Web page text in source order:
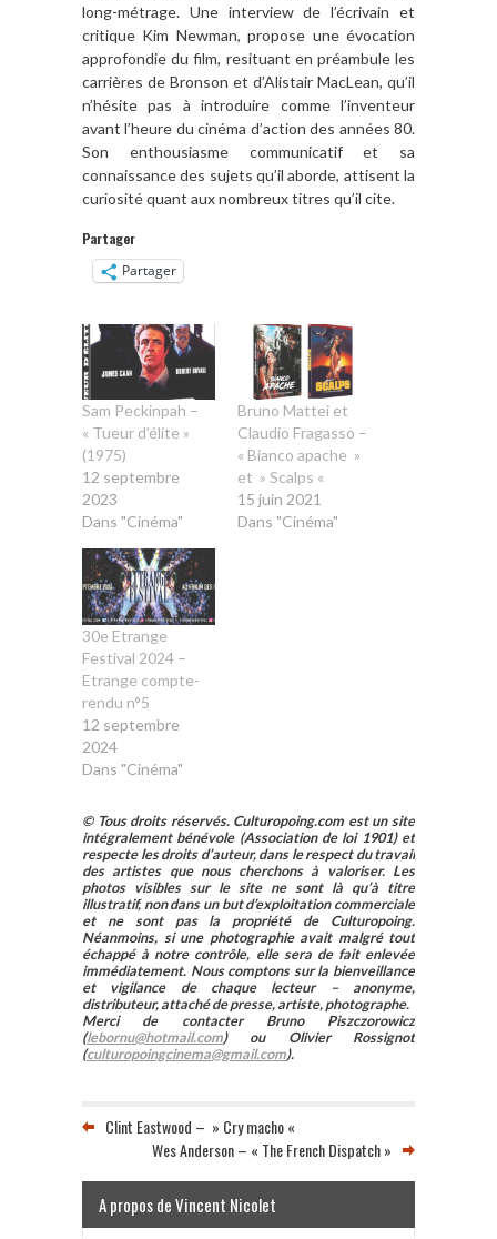
long-métrage. Une interview de l’écrivain et
critique Kim Newman, propose une évocation
approfondie du film, resituant en préambule les
carrières de Bronson et d’Alistair MacLean, qu’il
n’hésite pas à introduire comme l’inventeur
avant l’heure du cinéma d’action des années 80.
Son enthousiasme communicatif et sa
connaissance des sujets qu’il aborde, attisent la
curiosité quant aux nombreux titres qu’il cite.
Partager
Partager
Sam Peckinpah –
« Tueur d’élite »
(1975)
12 septembre
2023
Dans "Cinéma"
Bruno Mattei et
Claudio Fragasso –
« Bianco apache »
et » Scalps «
15 juin 2021
Dans "Cinéma"
30e Etrange
Festival 2024 –
Etrange compte-
rendu n°5
12 septembre
2024
Dans "Cinéma"
© Tous droits réservés. Culturopoing.com est un site
intégralement bénévole (Association de loi 1901) et
respecte les droits d’auteur, dans le respect du travail
des artistes que nous cherchons à valoriser. Les
photos visibles sur le site ne sont là qu’à titre
illustratif, non dans un but d’exploitation commerciale
et ne sont pas la propriété de Culturopoing.
Néanmoins, si une photographie avait malgré tout
échappé à notre contrôle, elle sera de fait enlevée
immédiatement. Nous comptons sur la bienveillance
et vigilance de chaque lecteur – anonyme,
distributeur, attaché de presse, artiste, photographe.
Merci de contacter Bruno Piszczorowicz
(lebornu@hotmail.com) ou Olivier Rossignot
(culturopoingcinema@gmail.com).
Clint Eastwood – » Cry macho «
Wes Anderson – « The French Dispatch »
A propos de Vincent Nicolet